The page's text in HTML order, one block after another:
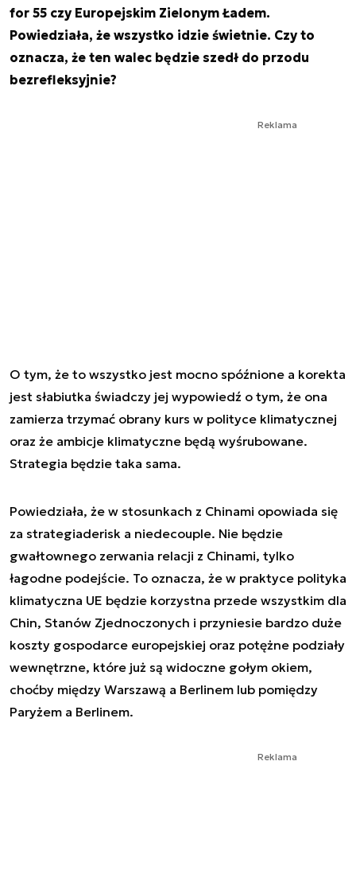
for 55 czy Europejskim Zielonym Ładem.
Powiedziała, że wszystko idzie świetnie. Czy to
oznacza, że ten walec będzie szedł do przodu
bezrefleksyjnie?
Reklama
O tym, że to wszystko jest mocno spóźnione a korekta
jest słabiutka świadczy jej wypowiedź o tym, że ona
zamierza trzymać obrany kurs w polityce klimatycznej
oraz że ambicje klimatyczne będą wyśrubowane.
Strategia będzie taka sama.
Powiedziała, że w stosunkach z Chinami opowiada się
za strategiaderisk a niedecouple. Nie będzie
gwałtownego zerwania relacji z Chinami, tylko
łagodne podejście. To oznacza, że w praktyce polityka
klimatyczna UE będzie korzystna przede wszystkim dla
Chin, Stanów Zjednoczonych i przyniesie bardzo duże
koszty gospodarce europejskiej oraz potężne podziały
wewnętrzne, które już są widoczne gołym okiem,
choćby między Warszawą a Berlinem lub pomiędzy
Paryżem a Berlinem.
Reklama